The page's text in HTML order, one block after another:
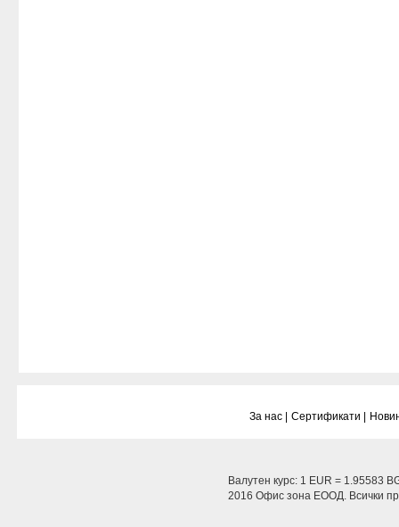
За нас | Сертификати |
Валутен курс: 1 EUR = 1.95583
2016 Офис зона ЕООД. Всички